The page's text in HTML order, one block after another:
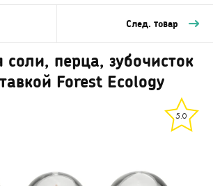
След. товар
перца, зубочисток
Forest Ecology
5.0